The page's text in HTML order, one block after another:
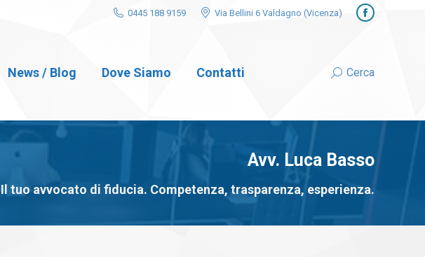
0445 188 9159 Via Bellini 6 Valdagno (Vicenza)
Facebook
News / Blog Dove Siamo Contatti Search:
Cerca
Avv. Luca Basso
Il tuo avvocato di fiducia. Competenza, trasparenza, esperienza.